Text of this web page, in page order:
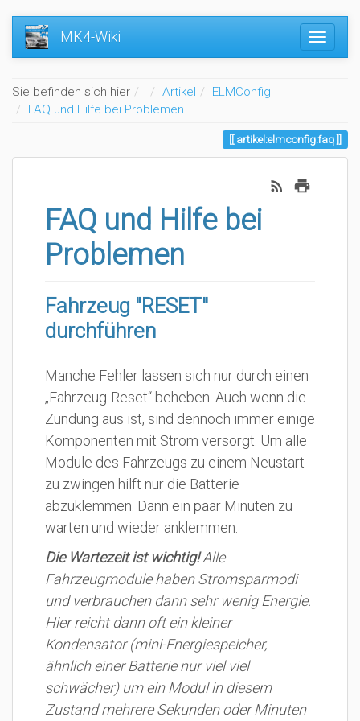
MK4-Wiki
Sie befinden sich hier Home
Artikel
ELMConfig
FAQ und Hilfe bei Problemen
artikel:elmconfig:faq
FAQ und Hilfe bei
Problemen
Fahrzeug "RESET"
durchführen
Manche Fehler lassen sich nur durch einen
„Fahrzeug-Reset“ beheben. Auch wenn die
Zündung aus ist, sind dennoch immer einige
Komponenten mit Strom versorgt. Um alle
Module des Fahrzeugs zu einem Neustart
zu zwingen hilft nur die Batterie
abzuklemmen. Dann ein paar Minuten zu
warten und wieder anklemmen.
Die Wartezeit ist wichtig!Alle
Fahrzeugmodule haben Stromsparmodi
und verbrauchen dann sehr wenig Energie.
Hier reicht dann oft ein kleiner
Kondensator (mini-Energiespeicher,
ähnlich einer Batterie nur viel viel
schwächer) um ein Modul in diesem
Zustand mehrere Sekunden oder Minuten